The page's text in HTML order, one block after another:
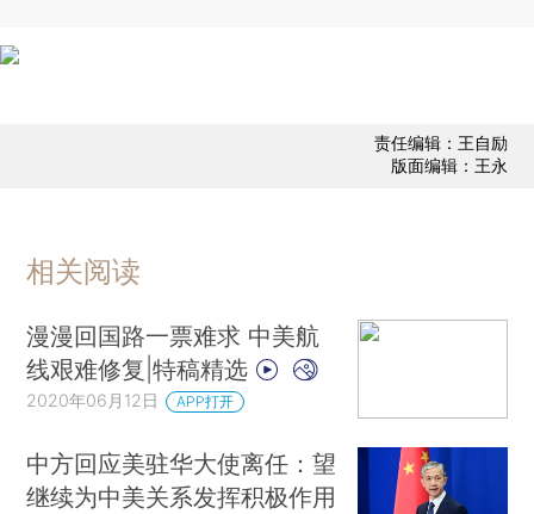
责任编辑：王自励
版面编辑：王永
相关阅读
漫漫回国路一票难求 中美航
线艰难修复|特稿精选
2020年06月12日 APP打开
中方回应美驻华大使离任：望
继续为中美关系发挥积极作用